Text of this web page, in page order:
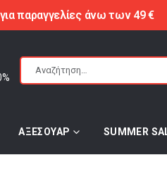
παραγγελίες άνω των 49 €
ΑΞΕΣΟΥΑΡ SUMMER